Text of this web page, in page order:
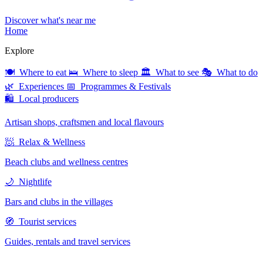
Discover what's near me
Home
Explore
🍽 Where to eat 🛌 Where to sleep 🏛 What to see 🎭 What to do
🌿 Experiences 📅 Programmes & Festivals
🛍 Local producers
Artisan shops, craftsmen and local flavours
🧖 Relax & Wellness
Beach clubs and wellness centres
🌙 Nightlife
Bars and clubs in the villages
🧭 Tourist services
Guides, rentals and travel services